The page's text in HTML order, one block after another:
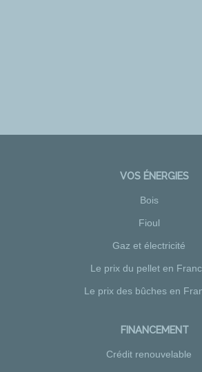
VOS ÉNERGIES
Bois
Fioul
Gaz et électricité
Le prix du pellet en
Le prix des bûches en
FINANCEMENT
Crédit renouvelable